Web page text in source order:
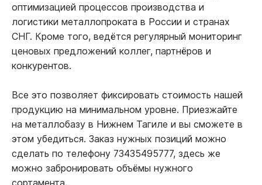
оптимизацией процессов производства и
логистики металлопроката в России и странах
СНГ. Кроме того, ведётся регулярный мониторинг
ценовых предложений коллег, партнёров и
конкурентов.
Все это позволяет фиксировать стоимость нашей
продукцию на минимальном уровне. Приезжайте
на металлобазу в Нижнем Тагиле и вы сможете в
этом убедиться. Заказ нужных позиций можно
сделать по телефону 73435495777, здесь же
можно забронировать объёмы нужного
сортамента.